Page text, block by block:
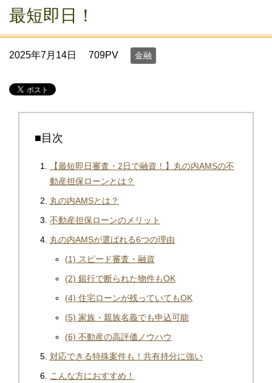
最短即日！
2025年7月14日 709PV 金融
■目次
【最短即日審査・2日で融資！】丸の内AMSの不
動産担保ローンとは？
丸の内AMSとは？
不動産担保ローンのメリット
丸の内AMSが選ばれる6つの理由
(1) スピード審査・融資
(2) 銀行で断られた物件もOK
(4) 住宅ローンが残っていてもOK
(5) 家族・親族名義でも申込可能
(6) 不動産の高評価ノウハウ
対応できる特殊案件も！共有持分に強い
こんな方におすすめ！